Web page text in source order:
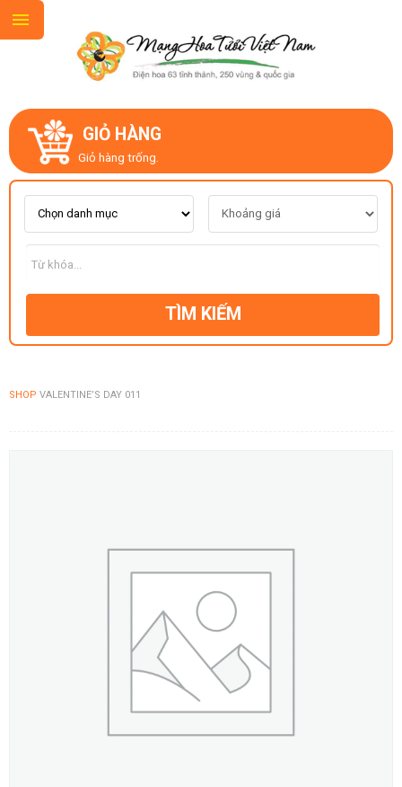
GIỎ HÀNG
Giỏ hàng trống.
TÌM KIẾM
SHOP VALENTINE’S DAY 011
GIỚI THIỆU
LIÊN HỆ
MẪU HOA MỚI
CHỦ ĐỀ
DỊCH VỤ GỬI ĐIỆN HOA VỀ